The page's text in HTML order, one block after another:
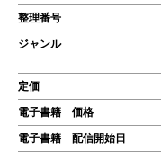
整理番号
ジャンル
定価
電子書籍 価格
電子書籍 配信開始日